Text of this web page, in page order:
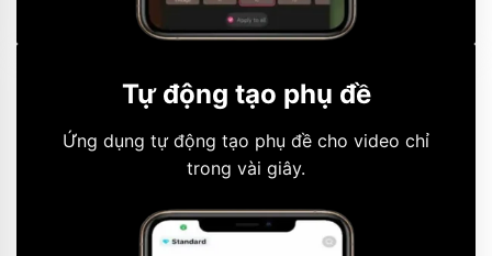
Tự động tạo phụ đề
Ứng dụng tự động tạo phụ đề cho video chỉ
trong vài giây.